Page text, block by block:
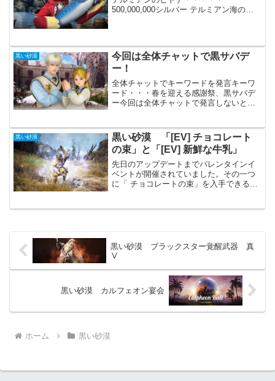
500,000,000シルバー テルミアン海の貝
黒い砂漠
今回は全体チャットで黒サバデ
ー！
全体チャットでキーワードを発言キーワ
ード・・・春を迎える感謝祭、黒サバデ
ー今回は全体チャットで発言しないと報
用しましょう。あと「2月27日(金)00:00
～」のイベント...
黒い砂漠
黒い砂漠 「[EV] チョコレート
の束」と「[EV] 新鮮な牛乳」
先日のアップデートまでバレンタインイ
ベントが開催されていました。その一つ
に「 チョコレートの束」を入手できるイ
黒い砂漠 ブラックスター覚醒武器 真
Ⅴ
黒い砂漠 カルフェオン宴会
ホーム 黒い砂漠